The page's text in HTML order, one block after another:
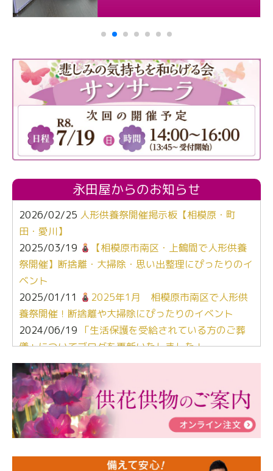
永田屋からのお知らせ
2026/02/25 人形供養祭開催掲示板【相模原・町
田・愛川】
2025/03/19
【相模原市南区・上鶴間で人形供養
祭開催】断捨離・大掃除・思い出整理にぴったりのイ
ベント
2025/01/11
2025年1月 相模原市南区で人形供
養祭開催！断捨離や大掃除にぴったりのイベント
2024/06/19 「生活保護を受給されている方のご葬
儀」についてブログを更新いたしました！
2024/03/06【終活なるほど教室】「マンガで学
ぶ！はじめてのお葬式」小さな家族葬ハウス®町田成
瀬 ご参加ありがとうございました！
2024/01/19令和6年能登半島地震災害の寄付のご報
告
人形供養 寄付のご報告